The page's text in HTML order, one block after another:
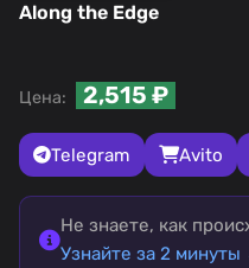
Along the Edge
Цена: 2,515 ₽
Telegram Avito
Не знаете, как
Узнайте за 2 минуты